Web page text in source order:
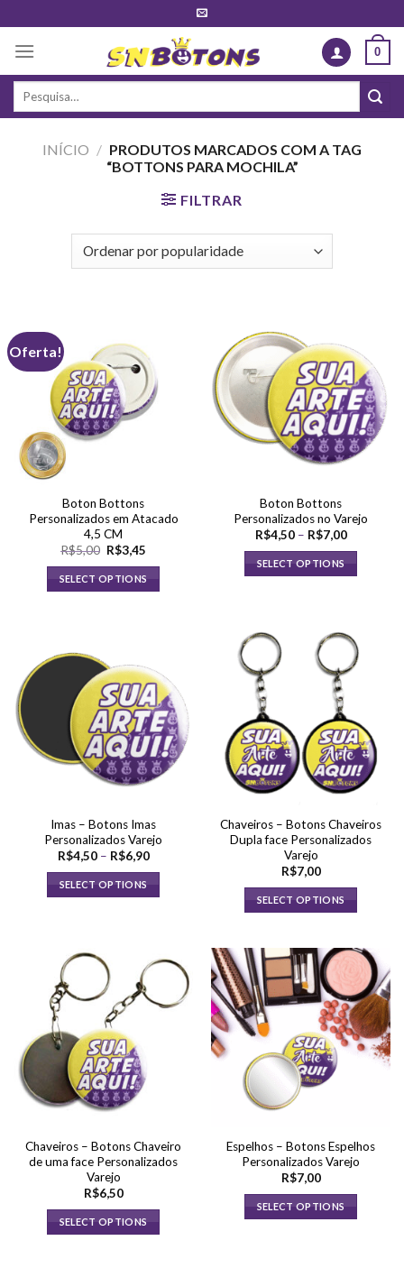
to
content
0
Pesquisar
INÍCIO / PRODUTOS MARCADOS COM A TAG
“BOTTONS PARA MOCHILA”
FILTRAR
Oferta!
Boton Bottons
Personalizados em Atacado
4,5 CM
R$5,00 O
preço
original
era:
R$5,00.
R$3,45
atual
é:
R$3,45.
SELECT OPTIONS
Boton Bottons
Personalizados no Varejo
R$4,50 – R$7,00Faixa
através
SELECT OPTIONS
várias
variantes.
opções
podem
ser
escolhidas
na
página
produto
Imas – Botons Imas
Personalizados Varejo
R$4,50 – R$6,90Faixa
através
SELECT OPTIONS
várias
variantes.
As
opções
podem
ser
escolhidas
na
página
produto
Chaveiros – Botons Chaveiros
Dupla face Personalizados
Varejo
R$7,00
SELECT OPTIONS
Chaveiros – Botons Chaveiro
de uma face Personalizados
Varejo
R$6,50
SELECT OPTIONS
Espelhos – Botons Espelhos
Personalizados Varejo
R$7,00
SELECT OPTIONS